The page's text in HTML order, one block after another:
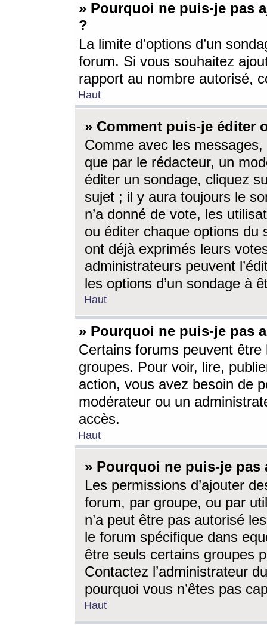
» Pourquoi ne puis-je pas
?
La limite d’options d’un
forum. Si vous souhaitez
rapport au nombre autorisé,
Haut
» Comment puis-je éditer
Comme avec les
que par le rédacteur, un
éditer un sondage, cliquez
sujet ; il y aura toujours le
n’a donné de vote, les
ou éditer chaque options du
ont déjà exprimés leurs
administrateurs peuvent
les options d’un sondage à
Haut
» Pourquoi ne puis-je pas
Certains forums peuvent être
groupes. Pour voir, lire,
action, vous avez besoin de
modérateur ou un
accès.
Haut
» Pourquoi ne puis-je
Les permissions d’ajouter
forum, par groupe, ou par
n’a peut être pas autorisé
le forum spécifique dans
être seuls certains groupes
Contactez l’administrateur
pourquoi vous n’êtes pas
Haut